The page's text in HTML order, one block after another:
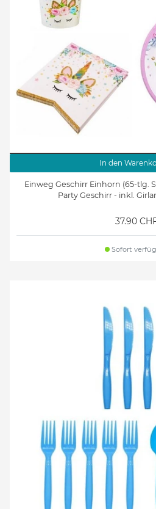
In den
Einweg Geschirr Einhorn (65-tlg.
Party Geschirr - inkl.
37.90
Sofort